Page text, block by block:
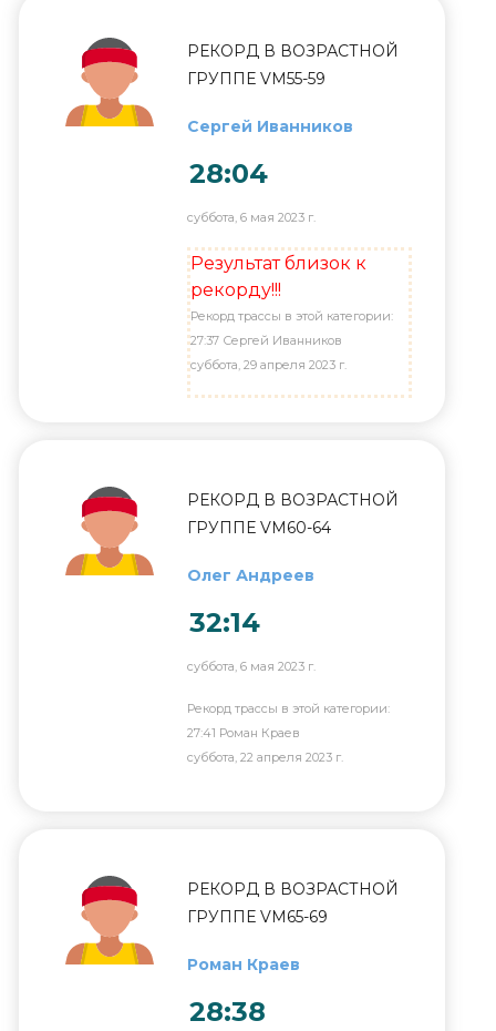
РЕКОРД В ВОЗРАСТНОЙ
ГРУППЕ VM55-59
Сергей Иванников
28:04
суббота, 6 мая 2023 г.
Результат близок к
рекорду!!!
Рекорд трассы в этой категории:
27:37 Сергей Иванников
суббота, 29 апреля 2023 г.
РЕКОРД В ВОЗРАСТНОЙ
ГРУППЕ VM60-64
Олег Андреев
32:14
суббота, 6 мая 2023 г.
Рекорд трассы в этой категории:
27:41 Роман Краев
суббота, 22 апреля 2023 г.
РЕКОРД В ВОЗРАСТНОЙ
ГРУППЕ VM65-69
Роман Краев
28:38